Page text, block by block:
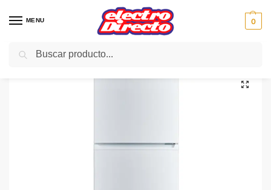
MENU 0
Inicio Gama blanca Frigorificos